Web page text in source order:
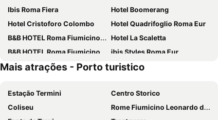
Ibis Roma Fiera
Hotel Boomerang
Hotel Cristoforo Colombo
Hotel Quadrifoglio Roma Eur
B&B HOTEL Roma Fiumicino Aeroporto Fiera 1
Hotel La Scaletta
B&B HOTEL Roma Fiumicino Aeroporto Fiera 2
ibis Styles Roma Eur
Hilton Garden Inn Rome Airport
Hotel Isola Sacra Rome Airport
Best Western Hotel I Triangoli
All Time Relais & Sport Hotel
Euro House Inn Airport
Airport Hotel
Mais atrações - Porto turistico
Estação Termini
Centro Storico
Coliseu
Rome Fiumicino Leonardo da Vinci International Airport